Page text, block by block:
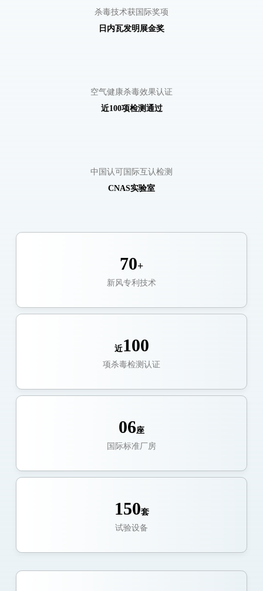
杀毒技术获国际奖项
日内瓦发明展金奖
空气健康杀毒效果认证
近100项检测通过
中国认可国际互认检测
CNAS实验室
70+
新风专利技术
近100
项杀毒检测认证
06座
国际标准厂房
150套
试验设备